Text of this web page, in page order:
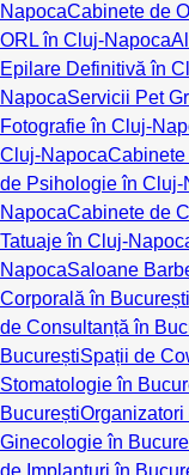
NapocaCabinete de
ORL în Cluj-Napoca
Epilare Definitivă în
NapocaServicii Pet
Fotografie în Cluj-
Cluj-Napoca
de Psihologie în Cluj-
NapocaCabinete de
Tatuaje în Cluj-
NapocaSaloane
Corporală în București
de Consultanță în
BucureștiSpații de
Stomatologie în
București
Ginecologie în